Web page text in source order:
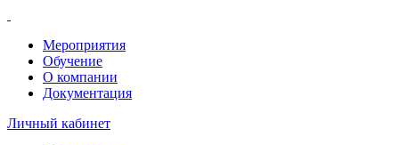
Мероприятия
Обучение
О компании
Документация
Личный кабинет